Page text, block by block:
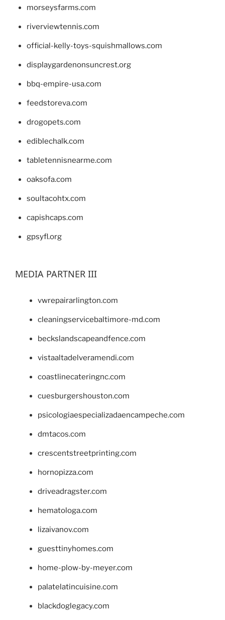
morseysfarms.com
riverviewtennis.com
official-kelly-toys-squishmallows.com
displaygardenonsuncrest.org
bbq-empire-usa.com
feedstoreva.com
drogopets.com
ediblechalk.com
tabletennisnearme.com
oaksofa.com
soultacohtx.com
capishcaps.com
gpsyfl.org
MEDIA PARTNER III
vwrepairarlington.com
cleaningservicebaltimore-md.com
beckslandscapeandfence.com
vistaaltadelveramendi.com
coastlinecateringnc.com
cuesburgershouston.com
psicologiaespecializadaencampeche.com
dmtacos.com
crescentstreetprinting.com
hornopizza.com
driveadragster.com
hematologa.com
lizaivanov.com
guesttinyhomes.com
home-plow-by-meyer.com
palatelatincuisine.com
blackdoglegacy.com